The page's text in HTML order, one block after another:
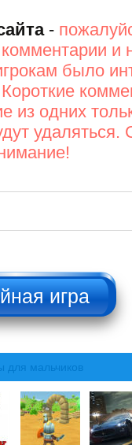
-
и
было
из одних
удаляться.
для мальчиков